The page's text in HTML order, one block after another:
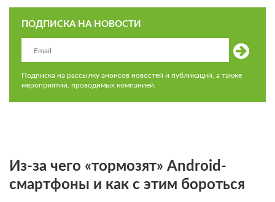
ПОДПИСКА НА НОВОСТИ
Подписка на рассылку анонсов новостей и публикаций, а также
мероприятий, проводимых компанией.
Из-за чего «тормозят» Android-
смартфоны и как с этим бороться